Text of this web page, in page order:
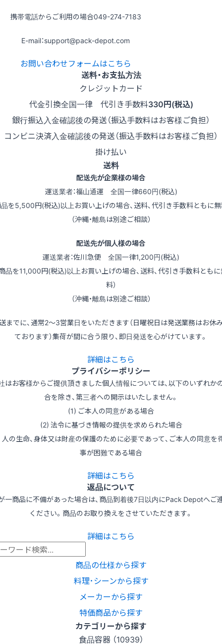
携帯電話からご利用の場合049-274-7183
E-mail：support@pack-depot.com
お問い合わせフォームはこちら
送料・お支払方法
クレジットカード
代金引換全国一律 代引き手数料330円(税込)
銀行振込入金確認後の発送（振込手数料はお客様ご負担）
コンビニ決済入金確認後の発送（振込手数料はお客様ご負担）
掛け払い
送料
配送先が企業様の場合
運送業者：福山通運 全国一律660円(税込)
品を5,500円(税込)以上お買い上げの場合、送料、代引き手数料ともに無
（沖縄・離島は別途ご相談）
配送先が個人様の場合
運送業者：佐川急便 全国一律1,200円(税込)
品を11,000円(税込)以上お買い上げの場合、送料、代引き手数料とも
料）
（沖縄・離島は別途ご相談）
までに、通常2～3営業日をいただきます（日曜祝日は発送業務はお休
ております）集荷が間に合う限り、即日発送を心がけています。
詳細はこちら
プライバシーポリシー
はお客様からご提供頂きました個人情報については、以下のいずれか
合を除き、第三者への開示はいたしません。
(1) ご本人の同意がある場合
(2) 法令に基づき情報の提供を求められた場合
の生命、身体又は財産の保護のために必要であって、ご本人の同意を
事が困難である場合
詳細はこちら
返品について
一商品に不備があった場合は、商品到着後7日以内にPack Depotへご
ください。商品のお取り換えをさせていただきます。
詳細はこちら
商品の仕様から探す
料理･シーンから探す
メーカーから探す
特価商品から探す
カテゴリーから探す
食品容器 （10939）